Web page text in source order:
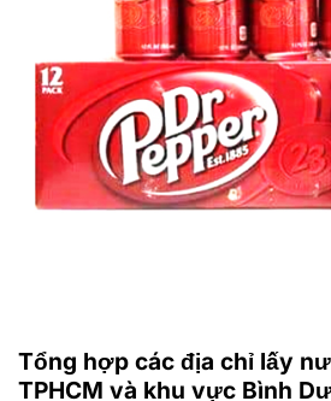
Tổng hợp các địa chỉ lấy
TPHCM và khu vực Bình